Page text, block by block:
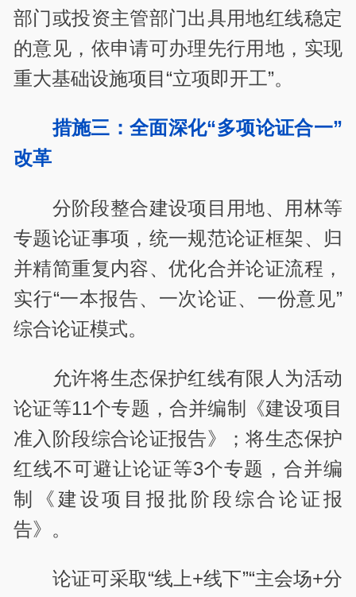
部门或投资主管部门出具用地红线稳定
的意见，依申请可办理先行用地，实现
重大基础设施项目“立项即开工”。
措施三：全面深化“多项论证合一”
改革
分阶段整合建设项目用地、用林等
专题论证事项，统一规范论证框架、归
并精简重复内容、优化合并论证流程，
实行“一本报告、一次论证、一份意见”
综合论证模式。
允许将生态保护红线有限人为活动
论证等11个专题，合并编制《建设项目
准入阶段综合论证报告》；将生态保护
红线不可避让论证等3个专题，合并编
制《建设项目报批阶段综合论证报
告》。
论证可采取“线上+线下”“主会场+分